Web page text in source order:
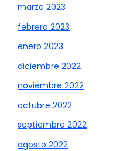
marzo 2023
febrero 2023
enero 2023
diciembre 2022
noviembre 2022
octubre 2022
septiembre 2022
agosto 2022